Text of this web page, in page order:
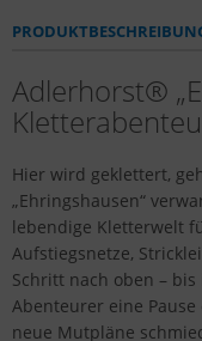
Adlerhorst®
Hier wird geklettert,
„Ehringshausen“
lebendige Kletterwelt
Aufstiegsnetze,
Schritt nach oben –
Abenteurer eine
neue Mutpläne